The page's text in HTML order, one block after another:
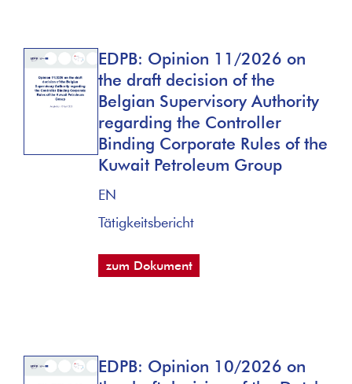
EDPB: Opinion 11/2026 on
the draft decision of the
Belgian Supervisory Authority
regarding the Controller
Binding Corporate Rules of the
Kuwait Petroleum Group
EN
Tätigkeitsbericht
zum Dokument
EDPB: Opinion 10/2026 on